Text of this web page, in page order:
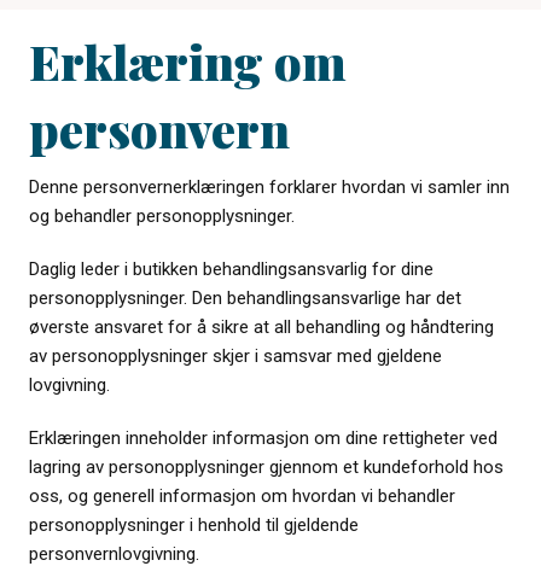
Erklæring om
personvern
Denne personvernerklæringen forklarer hvordan vi samler inn
og behandler personopplysninger.
Daglig leder i butikken behandlingsansvarlig for dine
personopplysninger. Den behandlingsansvarlige har det
øverste ansvaret for å sikre at all behandling og håndtering
av personopplysninger skjer i samsvar med gjeldene
lovgivning.
Erklæringen inneholder informasjon om dine rettigheter ved
lagring av personopplysninger gjennom et kundeforhold hos
oss, og generell informasjon om hvordan vi behandler
personopplysninger i henhold til gjeldende
personvernlovgivning.